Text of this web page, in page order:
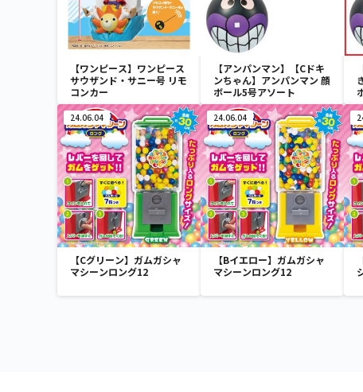
【ワンピース】ワンピース
サウザンド・サニー号 リモ
コンカー
【アンパンマン】【Cドキ
ンちゃん】アンパンマン 顔
ボール5号アソート
24.06.04
【Cグリーン】ガムガシャ
マシーンロング12
24.06.04
【Bイエロー】ガムガシャ
マシーンロング12